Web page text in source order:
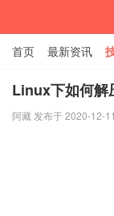
首页 最新资讯
杂谈随笔
Linux下如何解
阿藏 发布于 2020-12-11